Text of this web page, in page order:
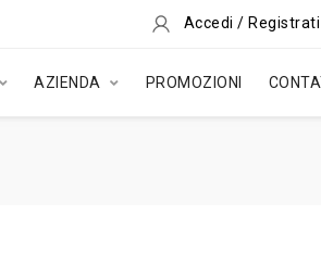
Accedi / Registrati
AZIENDA PROMOZIONI